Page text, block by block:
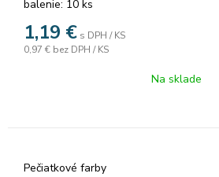
balenie: 10 ks
1,19 € s DPH / KS
0,97 € bez DPH / KS
Na sklade
Pečiatkové farby